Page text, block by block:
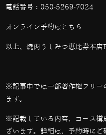
電話番号： 050-5269-7024
オンライン予約は こちら
以上、焼肉うしみつ恵比寿本店
※記事中では一部著作権フリー
ます。
※記載している内容、コース構
ざいます。詳細は、予約時にご